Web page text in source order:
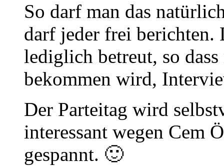
So darf man das
darf jeder frei
lediglich betreut, so
bekommen wird,
Der Parteitag wird
interessant wegen Cem
gespannt. 🙂